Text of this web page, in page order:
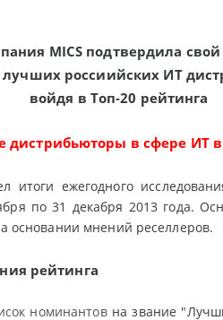
MICS подтвердила свой
лучших россиийских ИТ
войдя в Топ-20 рейтинга
дистрибьюторы в сфере ИТ в
итоги ежегодного
по 31 декабря 2013 года.
основании мнений реселлеров.
рейтинга
номинантовна звание